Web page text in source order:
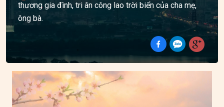
thương gia đình, tri ân công lao trời biển của cha mẹ,
ông bà.